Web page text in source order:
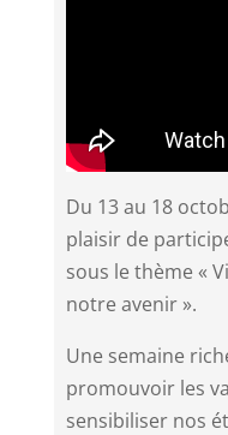
Du 13 au 18
plaisir de
sous le thème «
notre avenir ».​
Une semaine
promouvoir les
sensibiliser nos